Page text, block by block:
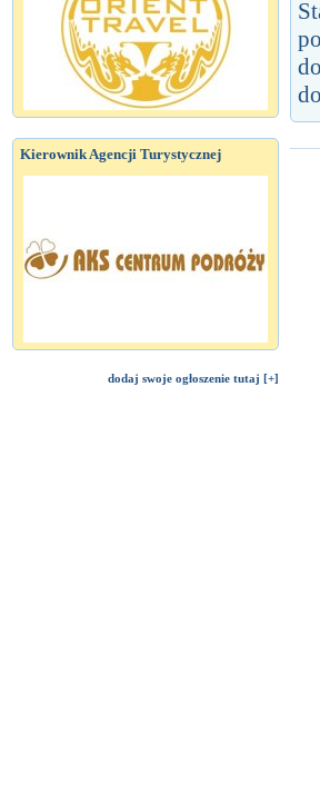
Kierownik Agencji Turystycznej
dodaj swoje ogłoszenie tutaj [+]